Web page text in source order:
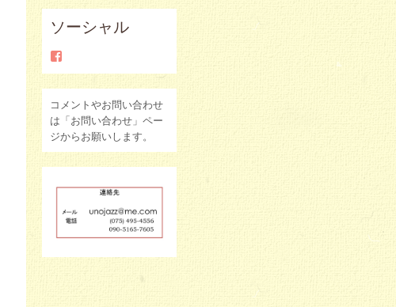
ソーシャル
コメントやお問い合わせ
は「お問い合わせ」ペー
ジからお願いします。